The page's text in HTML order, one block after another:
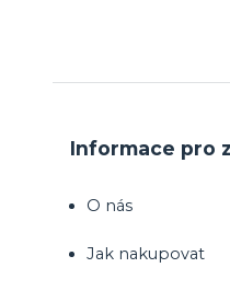
Informace pro
O nás
Jak nakupovat